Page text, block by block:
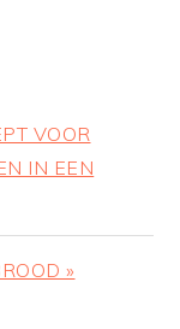
VOOR
IN EEN
»